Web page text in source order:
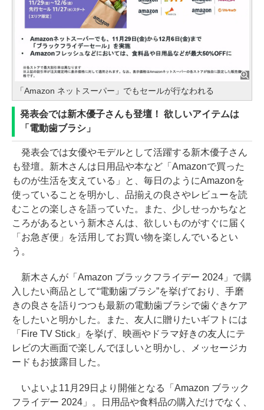
「Amazon ネットスーパー」でもセールが行なわれる
発表会では新木優子さんも登壇！ 欲しいアイテムは
「電動歯ブラシ」
発表会では女優やモデルとして活躍する新木優子さん
も登壇。新木さんは日用品や本など「Amazonで買った
ものが生活を支えている」と、毎日のようにAmazonを
使っていることを明かし、品揃えの良さやレビューを読
むことの楽しさを語っていた。また、少しせっかちなと
ころがあるという新木さんは、欲しいものがすぐに届く
「お急ぎ便」を活用してお買い物を楽しんでいるとい
う。
新木さんが「Amazon ブラックフライデー 2024」で購
入したい商品として“電動歯ブラシ”を挙げており、手磨
きの良さを語りつつも最新の電動歯ブラシで歯ぐきケア
をしたいと明かした。また、友人に贈りたいギフトには
「Fire TV Stick」を挙げ、映画やドラマ好きの友人にテ
レビの大画面で楽しんでほしいと明かし、メッセージカ
ードもお披露目した。
いよいよ11月29日より開催となる「Amazon ブラック
フライデー 2024」。日用品や食料品の購入だけでなく、